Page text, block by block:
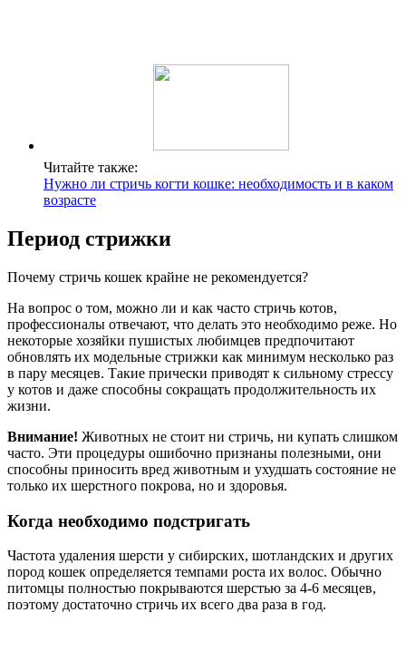
Читайте также:
Нужно ли стричь когти кошке: необходимость и в каком
возрасте
Период стрижки
Почему стричь кошек крайне не рекомендуется?
На вопрос о том, можно ли и как часто стричь котов,
профессионалы отвечают, что делать это необходимо реже. Но
некоторые хозяйки пушистых любимцев предпочитают
обновлять их модельные стрижки как минимум несколько раз
в пару месяцев. Такие прически приводят к сильному стрессу
у котов и даже способны сокращать продолжительность их
жизни.
Внимание! Животных не стоит ни стричь, ни купать слишком
часто. Эти процедуры ошибочно признаны полезными, они
способны приносить вред животным и ухудшать состояние не
только их шерстного покрова, но и здоровья.
Когда необходимо подстригать
Частота удаления шерсти у сибирских, шотландских и других
пород кошек определяется темпами роста их волос. Обычно
питомцы полностью покрываются шерстью за 4-6 месяцев,
поэтому достаточно стричь их всего два раза в год.